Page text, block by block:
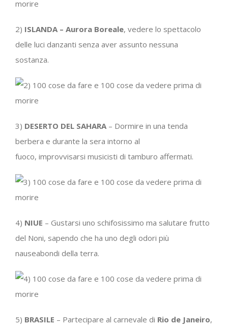
2) ISLANDA – Aurora Boreale, vedere lo spettacolo
delle luci danzanti senza aver assunto nessuna
sostanza.
3) DESERTO DEL SAHARA – Dormire in una tenda
berbera e durante la sera intorno al
fuoco, improvvisarsi musicisti di tamburo affermati.
4) NIUE – Gustarsi uno schifosissimo ma salutare frutto
del Noni, sapendo che ha uno degli odori più
nauseabondi della terra.
5) BRASILE – Partecipare al carnevale di Rio de Janeiro,